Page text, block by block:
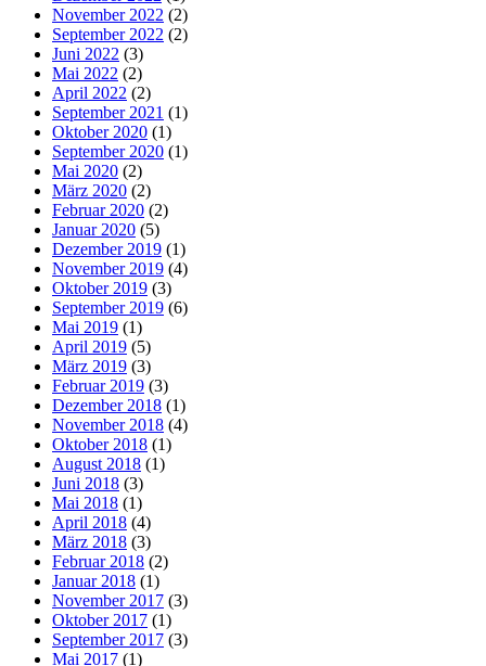
November 2022 (2)
September 2022 (2)
Juni 2022 (3)
Mai 2022 (2)
April 2022 (2)
September 2021 (1)
Oktober 2020 (1)
September 2020 (1)
Mai 2020 (2)
März 2020 (2)
Februar 2020 (2)
Januar 2020 (5)
Dezember 2019 (1)
November 2019 (4)
Oktober 2019 (3)
September 2019 (6)
Mai 2019 (1)
April 2019 (5)
März 2019 (3)
Februar 2019 (3)
Dezember 2018 (1)
November 2018 (4)
Oktober 2018 (1)
August 2018 (1)
Juni 2018 (3)
Mai 2018 (1)
April 2018 (4)
März 2018 (3)
Februar 2018 (2)
Januar 2018 (1)
November 2017 (3)
Oktober 2017 (1)
September 2017 (3)
Mai 2017 (1)